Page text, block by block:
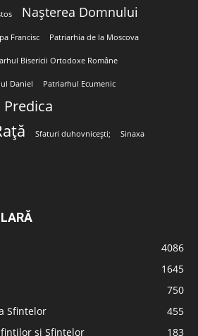
Nașterea Domnului
Francisc Patriarhia de la Moscova
Bisericii Ortodoxe Române
Daniel Patriarhul Ecumenic
Predica
Sfaturi duhovnicești; Sinaxa
4086
1645
750
Sfintelor
455
și Sfintelor
183